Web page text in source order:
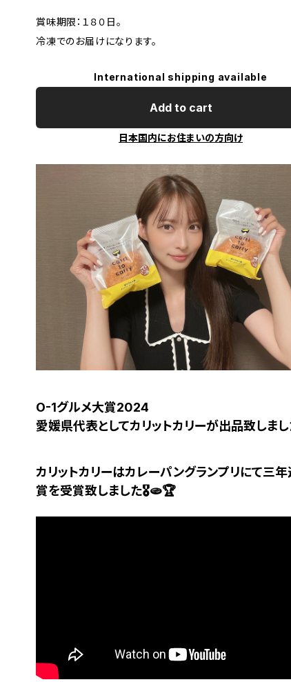
賞味期限：１８０日。
冷凍でのお届けになります。
International shipping available
Add to cart
日本国内にお住まいの方向け
O-1グルメ大賞2024
愛媛県代表としてカリットカリーが出品致しました
カリットカリーはカレーパングランプリにて三
賞を受賞致しました🎖️🫓🏆